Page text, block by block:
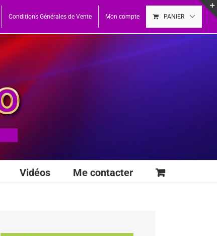
Conditions Générales de Vente Mon compte PANIER
Vidéos Me contacter